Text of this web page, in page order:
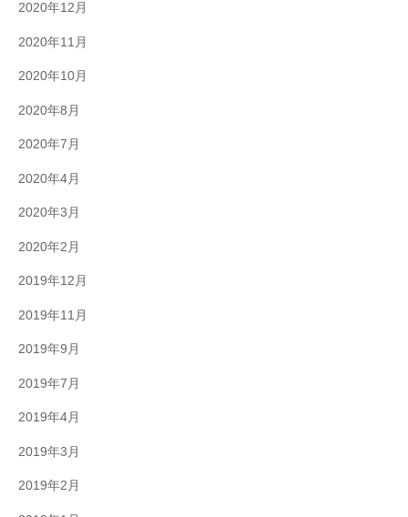
2020年12月
2020年11月
2020年10月
2020年8月
2020年7月
2020年4月
2020年3月
2020年2月
2019年12月
2019年11月
2019年9月
2019年7月
2019年4月
2019年3月
2019年2月